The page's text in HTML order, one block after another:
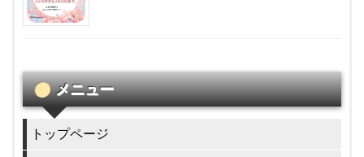
メニュー
トップページ